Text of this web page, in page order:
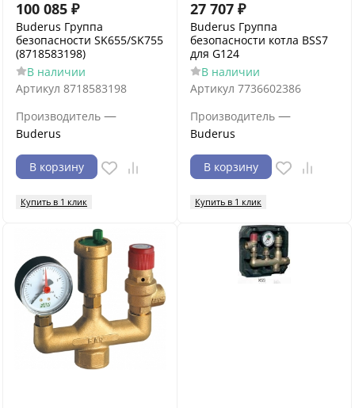
100 085 ₽
Buderus Группа
безопасности SK655/SK755
(8718583198)
В наличии
Артикул 8718583198
Производитель —
Buderus
В корзину
Купить в 1 клик
27 707 ₽
Buderus Группа
безопасности котла BSS7
для G124
В наличии
Артикул 7736602386
Производитель —
Buderus
В корзину
Купить в 1 клик